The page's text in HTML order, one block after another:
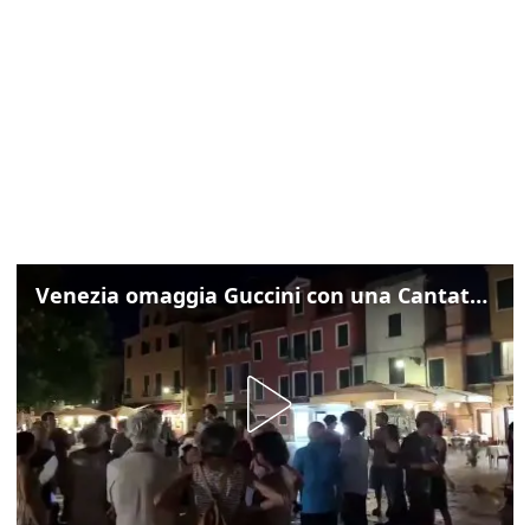
Venezia omaggia Guccini con una Cantata Anarchica in campo Santa Margherita